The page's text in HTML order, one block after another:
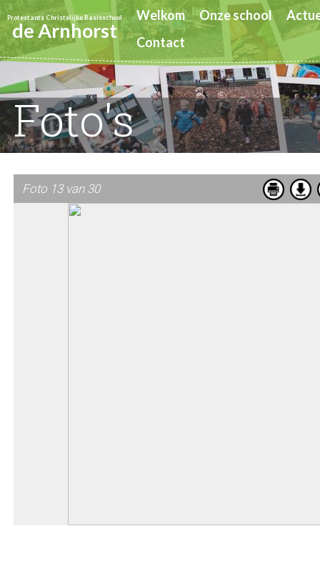
Foto's
Protestants Christelijke Basisschool
de Arnhorst
Welkom Onze school
Contact
Foto 13 van 30